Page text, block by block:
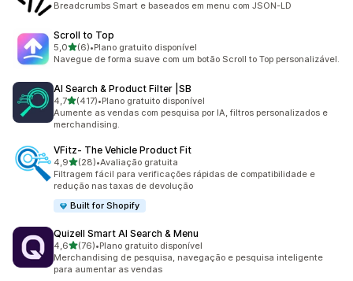
Breadcrumbs Smart e baseados em menu com JSON-LD
Scroll to Top
5,0de 5 estrelas
(6)
6 avaliações ao todo
•Plano gratuito disponível
Navegue de forma suave com um botão Scroll to Top personalizável.
AI Search & Product Filter |SB
4,7de 5 estrelas
(417)
417 avaliações ao todo
•Plano gratuito disponível
Aumente as vendas com pesquisa por IA, filtros personalizados e
merchandising.
VFitz‑ The Vehicle Product Fit
4,9de 5 estrelas
(28)
28 avaliações ao todo
•Avaliação gratuita
Filtragem fácil para verificações rápidas de compatibilidade e
redução nas taxas de devolução
Built for Shopify
Quizell Smart AI Search & Menu
4,6de 5 estrelas
(76)
76 avaliações ao todo
•Plano gratuito disponível
Merchandising de pesquisa, navegação e pesquisa inteligente
para aumentar as vendas